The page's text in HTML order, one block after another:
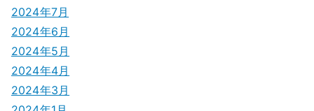
2024年7月
2024年6月
2024年5月
2024年4月
2024年3月